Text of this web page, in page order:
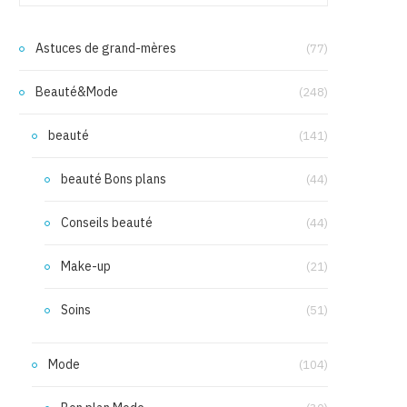
Astuces de grand-mères (77)
Beauté&Mode (248)
beauté (141)
beauté Bons plans (44)
Conseils beauté (44)
Make-up (21)
Soins (51)
Mode (104)